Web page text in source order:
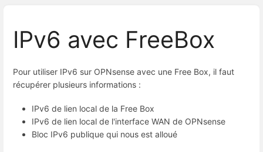
IPv6 avec FreeBox
Pour utiliser IPv6 sur OPNsense avec une Free Box, il faut
récupérer plusieurs informations :
IPv6 de lien local de la Free Box
IPv6 de lien local de l'interface WAN de OPNsense
Bloc IPv6 publique qui nous est alloué